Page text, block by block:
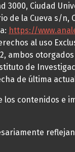
Ciudad
la Cueva s/n,
https://
al uso
ambos
de
de última
contenidos e